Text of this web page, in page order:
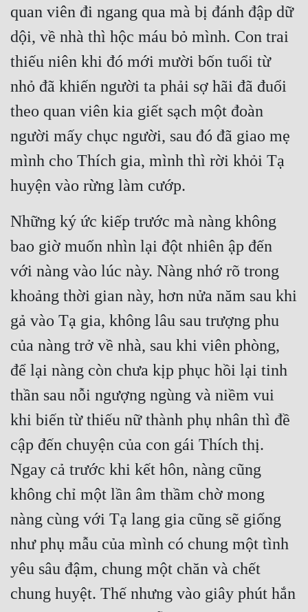
quan viên đi ngang qua mà bị đánh đập dữ
dội, về nhà thì hộc máu bỏ mình. Con trai
thiếu niên khi đó mới mười bốn tuổi từ
nhỏ đã khiến người ta phải sợ hãi đã đuổi
theo quan viên kia giết sạch một đoàn
người mấy chục người, sau đó đã giao mẹ
mình cho Thích gia, mình thì rời khỏi Tạ
huyện vào rừng làm cướp.
Những ký ức kiếp trước mà nàng không
bao giờ muốn nhìn lại đột nhiên ập đến
với nàng vào lúc này. Nàng nhớ rõ trong
khoảng thời gian này, hơn nửa năm sau khi
gả vào Tạ gia, không lâu sau trượng phu
của nàng trở về nhà, sau khi viên phòng,
để lại nàng còn chưa kịp phục hồi lại tinh
thần sau nỗi ngượng ngùng và niềm vui
khi biến từ thiếu nữ thành phụ nhân thì đề
cập đến chuyện của con gái Thích thị.
Ngay cả trước khi kết hôn, nàng cũng
không chỉ một lần âm thầm chờ mong
nàng cùng với Tạ lang gia cũng sẽ giống
như phụ mẫu của mình có chung một tình
yêu sâu đậm, chung một chăn và chết
chung huyệt. Thế nhưng vào giây phút hắn